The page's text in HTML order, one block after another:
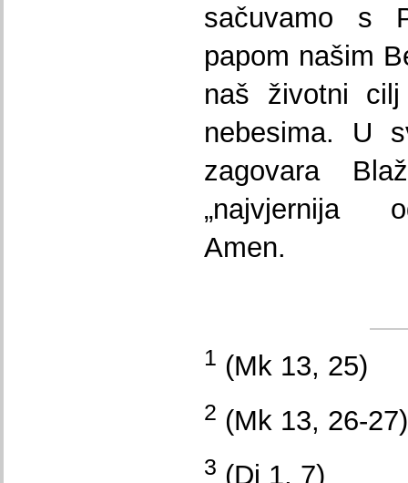
sačuvamo s
papom našim
naš životni
nebesima. U
zagovara
„najvjernija
Amen.
1 (Mk 13, 25)
2 (Mk 13, 26-27)
3 (Dj 1, 7)